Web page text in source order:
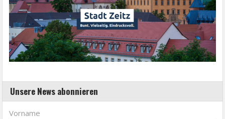
Unsere News abonnieren
Vorname